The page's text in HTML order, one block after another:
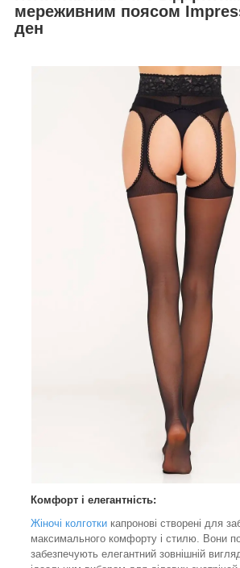
мереживним поясом
ден
Комфорт і елегантність:
Жіночі колготки капронові створені для
максимального комфорту і стилю. Вони
забезпечують елегантний зовнішній